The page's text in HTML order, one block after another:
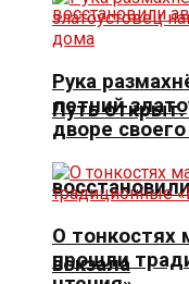
Путь
вокзала
Рука
летний
дворе
О тонкостях
прошли